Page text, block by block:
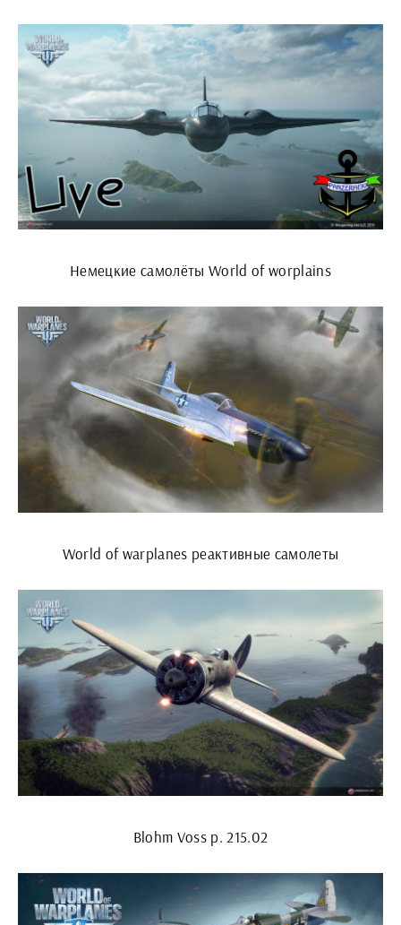
Немецкие самолёты World of worplains
World of warplanes реактивные самолеты
Blohm Voss p. 215.02